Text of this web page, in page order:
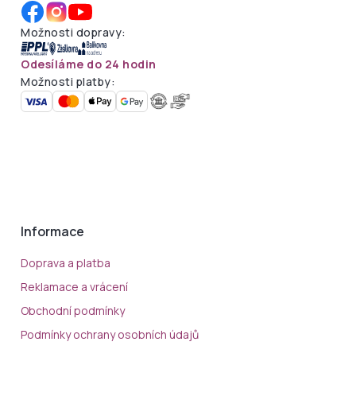
Možnosti dopravy:
Odesíláme do 24 hodin
Možnosti platby:
Informace
Doprava a platba
Reklamace a vrácení
Obchodní podmínky
Podmínky ochrany osobních údajů